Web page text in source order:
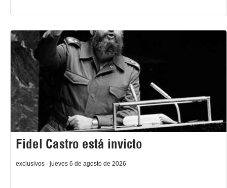
Fidel Castro está invicto
exclusivos - jueves 6 de agosto de 2026